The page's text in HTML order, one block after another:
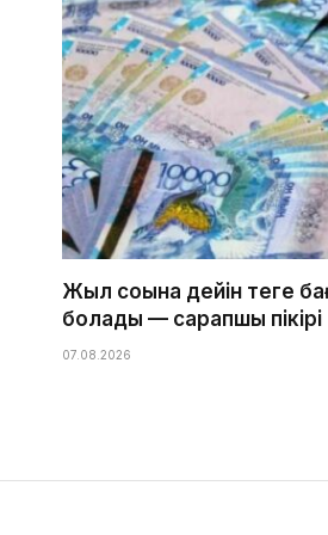
Жыл соңына дейін теңге
болады — сарапшы пікірі
07.08.2026